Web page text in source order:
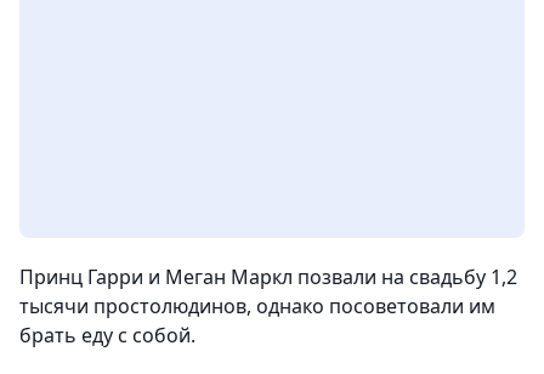
Принц Гарри и Меган Маркл позвали на свадьбу 1,2
тысячи простолюдинов, однако посоветовали им
брать еду с собой.